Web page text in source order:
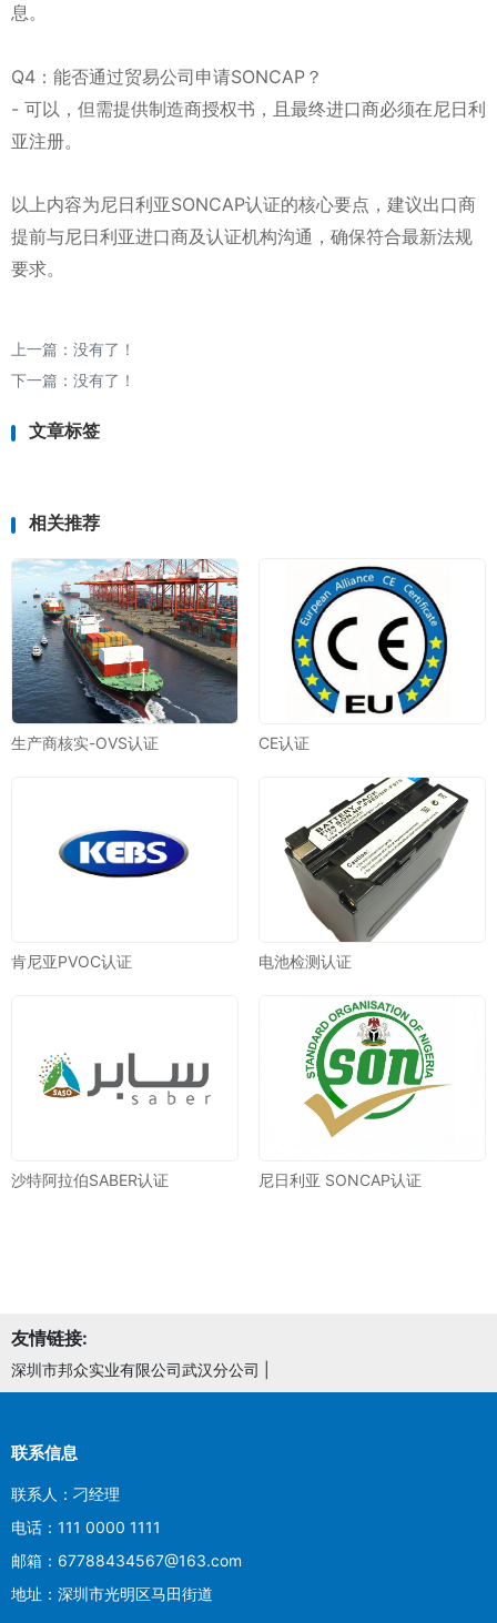
息。
Q4：能否通过贸易公司申请SONCAP？
- 可以，但需提供制造商授权书，且最终进口商必须在尼日利
亚注册。
以上内容为尼日利亚SONCAP认证的核心要点，建议出口商
提前与尼日利亚进口商及认证机构沟通，确保符合最新法规
要求。
上一篇：没有了！
下一篇：没有了！
文章标签
相关推荐
生产商核实-OVS认证 CE认证
肯尼亚PVOC认证 电池检测认证
沙特阿拉伯SABER认证 尼日利亚 SONCAP认证
友情链接:
深圳市邦众实业有限公司武汉分公司
联系信息
联系人：刁经理
电话：111 0000 1111
邮箱：67788434567@163.com
地址：深圳市光明区马田街道